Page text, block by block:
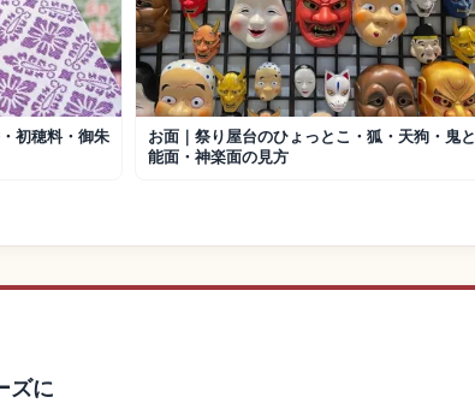
初穂料・御朱
お面｜祭り屋台のひょっとこ・狐・天狗・鬼と
能面・神楽面の見方
ズに